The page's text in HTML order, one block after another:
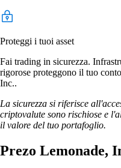
Proteggi i tuoi asset
Fai trading in sicurezza.
rigorose proteggono il tuo
Inc..
La sicurezza si riferisce
criptovalute sono rischiose e
il valore del tuo portafoglio.
Prezo Lemonade,